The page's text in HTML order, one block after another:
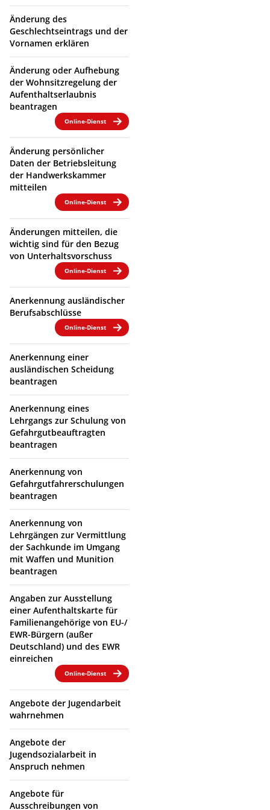
Änderung des
Geschlechtseintrags und der
Vornamen erklären
Änderung oder Aufhebung
der Wohnsitzregelung der
Aufenthaltserlaubnis
beantragen
Online-Dienst
Änderung persönlicher
Daten der Betriebsleitung
der Handwerkskammer
mitteilen
Online-Dienst
Änderungen mitteilen, die
wichtig sind für den Bezug
von Unterhaltsvorschuss
Online-Dienst
Anerkennung ausländischer
Berufsabschlüsse
Online-Dienst
Anerkennung einer
ausländischen Scheidung
beantragen
Anerkennung eines
Lehrgangs zur Schulung von
Gefahrgutbeauftragten
beantragen
Anerkennung von
Gefahrgutfahrerschulungen
beantragen
Anerkennung von
Lehrgängen zur Vermittlung
der Sachkunde im Umgang
mit Waffen und Munition
beantragen
Angaben zur Ausstellung
einer Aufenthaltskarte für
Familienangehörige von EU-/
EWR-Bürgern (außer
Deutschland) und des EWR
einreichen
Online-Dienst
Angebote der Jugendarbeit
wahrnehmen
Angebote der
Jugendsozialarbeit in
Anspruch nehmen
Angebote für
Ausschreibungen von